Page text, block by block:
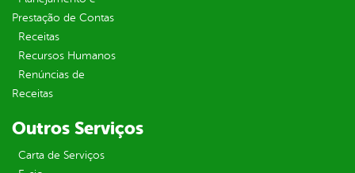
Prestação de Contas
Receitas
Recursos Humanos
Renúncias de
Receitas
Outros Serviços
Carta de Serviços